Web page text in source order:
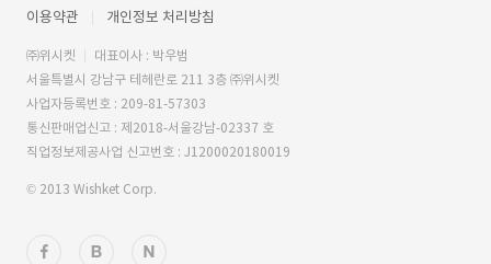
이용약관 개인정보 처리방침
㈜위시켓
대표이사 : 박우범
서울특별시 강남구 테헤란로 211 3층 ㈜위시켓
사업자등록번호 : 209-81-57303
통신판매업신고 : 제2018-서울강남-02337 호
직업정보제공사업 신고번호 : J1200020180019
© 2013 Wishket Corp.